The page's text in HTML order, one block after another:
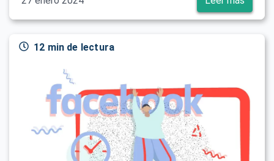
12 min de lectura